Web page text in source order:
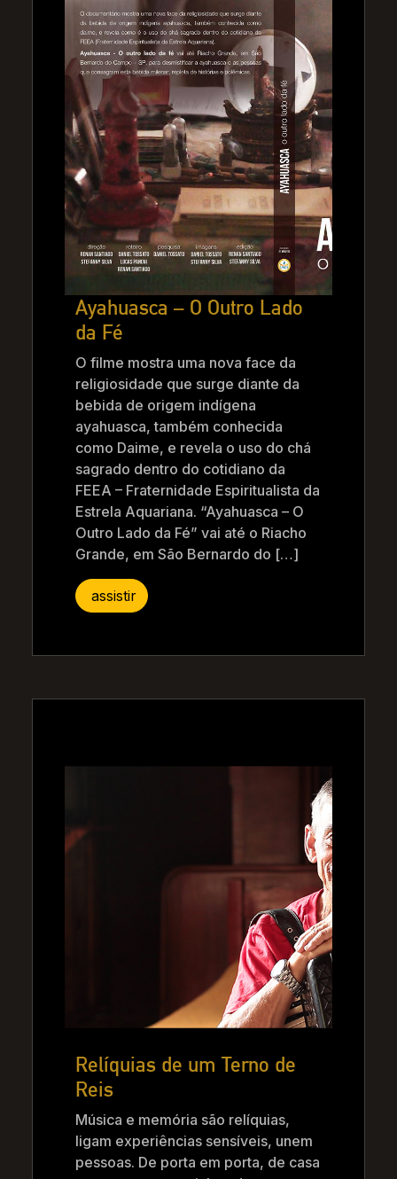
Ayahuasca – O Outro Lado
da Fé
O filme mostra uma nova face da
religiosidade que surge diante da
bebida de origem indígena
ayahuasca, também conhecida
como Daime, e revela o uso do chá
sagrado dentro do cotidiano da
FEEA – Fraternidade Espiritualista da
Estrela Aquariana. “Ayahuasca – O
Outro Lado da Fé” vai até o Riacho
Grande, em São Bernardo do […]
assistir
Relíquias de um Terno de
Reis
Música e memória são relíquias,
ligam experiências sensíveis, unem
pessoas. De porta em porta, de casa